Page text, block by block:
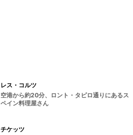
レス・コルツ
空港から約20分、ロント・タピロ通りにあるス
ペイン料理屋さん
チケッツ